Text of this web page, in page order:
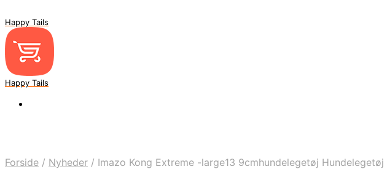
Happy Tails
Happy Tails
Forside / Nyheder / Imazo Kong Extreme -large13 9cmhundelegetøj